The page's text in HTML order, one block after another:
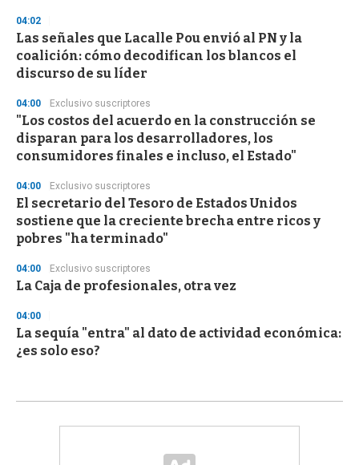
04:02
Las señales que Lacalle Pou envió al PN y la
coalición: cómo decodifican los blancos el
discurso de su líder
04:00 Exclusivo suscriptores
"Los costos del acuerdo en la construcción se
disparan para los desarrolladores, los
consumidores finales e incluso, el Estado"
04:00 Exclusivo suscriptores
El secretario del Tesoro de Estados Unidos
sostiene que la creciente brecha entre ricos y
pobres "ha terminado"
04:00 Exclusivo suscriptores
La Caja de profesionales, otra vez
04:00
La sequía "entra" al dato de actividad económica:
¿es solo eso?